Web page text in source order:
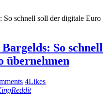
So schnell
übernehmen
4Likes
Reddit